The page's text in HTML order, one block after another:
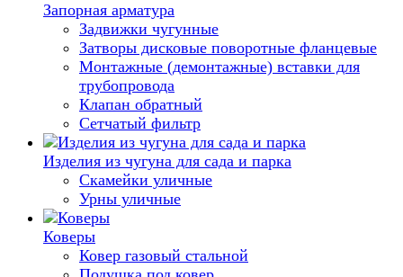
Запорная арматура
Задвижки чугунные
Затворы дисковые поворотные фланцевые
Монтажные (демонтажные) вставки для
трубопровода
Клапан обратный
Сетчатый фильтр
Изделия из чугуна для сада и парка
Скамейки уличные
Урны уличные
Коверы
Ковер газовый стальной